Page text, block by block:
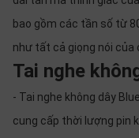
bao gồm các tần số từ
như tất cả giọng nói của
Tai nghe
- Tai nghe không dây
cung cấp thời lượng pin